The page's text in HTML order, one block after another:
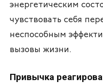
энергетическим
чувствовать себя
неспособным
вызовы жизни.
Привычка